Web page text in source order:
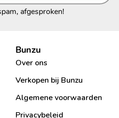
afgesproken!
Bunzu
Over ons
Verkopen bij Bunzu
Algemene voorwaarden
Privacybeleid